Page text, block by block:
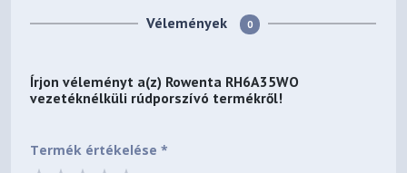
Vélemények 0
Írjon véleményt a(z) Rowenta RH6A35WO
vezetéknélküli rúdporszívó termékről!
Termék értékelése *